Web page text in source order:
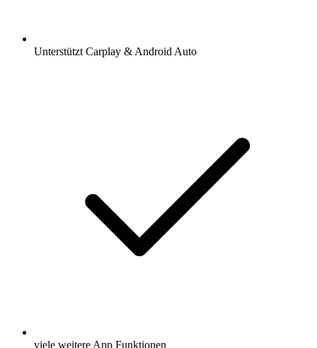
Unterstützt Carplay & Android Auto
viele weitere App Funktionen